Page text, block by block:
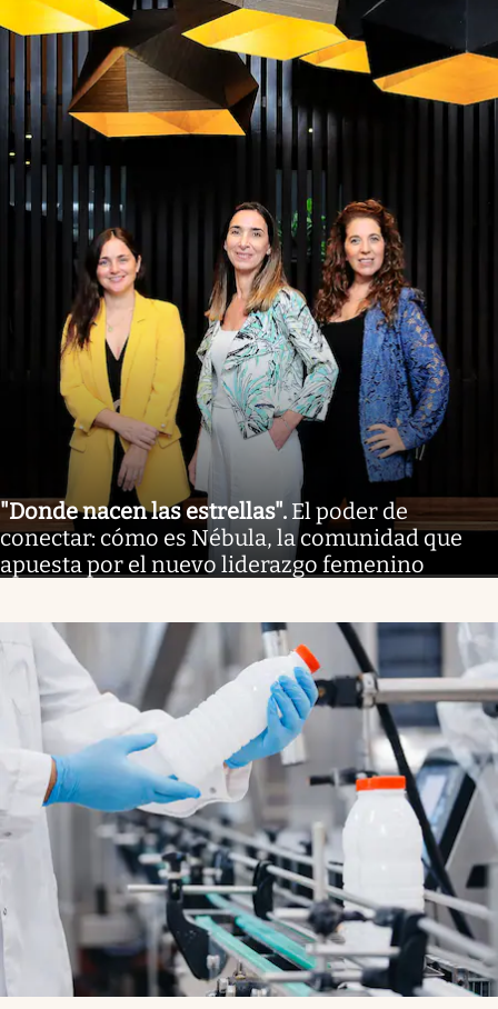
"Donde nacen las estrellas". El poder de
conectar: cómo es Nébula, la comunidad que
apuesta por el nuevo liderazgo femenino